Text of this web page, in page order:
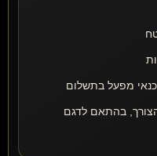
מפעל בתשלום
בהתאם לדגם